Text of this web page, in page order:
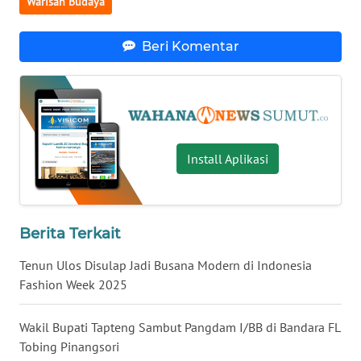
Beri Komentar
Install Aplikasi
Berita Terkait
Tenun Ulos Disulap Jadi Busana Modern di Indonesia
Fashion Week 2025
Wakil Bupati Tapteng Sambut Pangdam I/BB di Bandara FL
Tobing Pinangsori
WN
WN
KALTENG
WN
KALTARA
WN
WN
KALTIM
WN